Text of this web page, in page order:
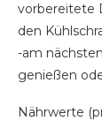
vorbereitete
den
-am
genießen
Nährwerte